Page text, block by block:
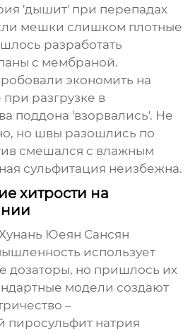
'дышит' при перепадах
мешки слишком плотные
разработать
с мембраной.
экономить на
при разгрузке в
поддона 'взорвались'. Не
но швы разошлись по
смешался с влажным
сульфитация неизбежна.
хитрости на
Юеян Сансян
использует
дозаторы, но пришлось их
модели создают
–
пиросульфит натрия